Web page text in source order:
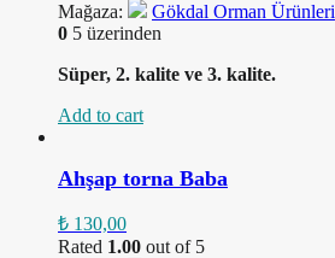
Mağaza:
Gökdal Orman Ürünleri
0 5 üzerinden
Süper, 2. kalite ve 3. kalite.
Add to cart
Ahşap torna Baba
₺ 130,00
Rated 1.00 out of 5